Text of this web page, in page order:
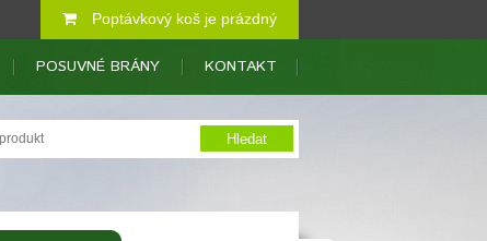
Poptávkový koš je prázdný
POSUVNÉ BRÁNY KONTAKT